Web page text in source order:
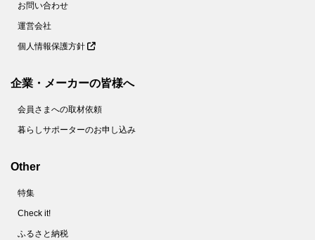
お問い合わせ
運営会社
個人情報保護方針
企業・メーカーの皆様へ
会員さまへの取材依頼
暮らしサポーターのお申し込み
Other
特集
Check it!
ふるさと納税